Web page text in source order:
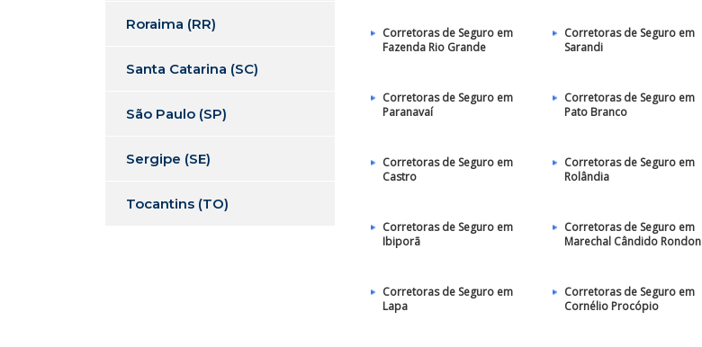
Corretoras de Seguro em
Fazenda Rio Grande
Corretoras de Seguro em
Sarandi
Corretoras de Seguro em
Paranavaí
Corretoras de Seguro em
Pato Branco
Corretoras de Seguro em
Castro
Corretoras de Seguro em
Rolândia
Corretoras de Seguro em
Ibiporã
Corretoras de Seguro em
Marechal Cândido Rondon
Corretoras de Seguro em
Lapa
Corretoras de Seguro em
Cornélio Procópio
Roraima (RR)
Santa Catarina (SC)
São Paulo (SP)
Sergipe (SE)
Tocantins (TO)